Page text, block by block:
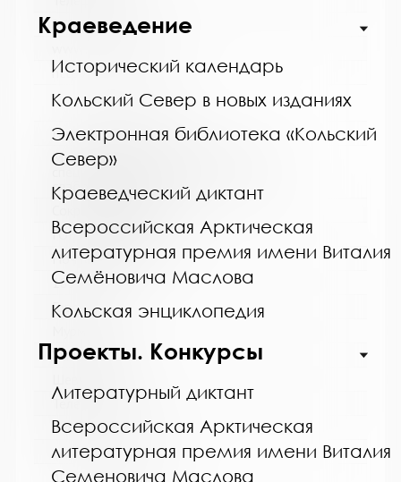
Краеведение
Исторический календарь
Кольский Север в новых изданиях
Электронная библиотека «Кольский
Север»
Краеведческий диктант
Всероссийская Арктическая
литературная премия имени Виталия
Семёновича Маслова
Кольская энциклопедия
Проекты. Конкурсы
Литературный диктант
Всероссийская Арктическая
литературная премия имени Виталия
Семеновича Маслова
8 (81538) 4-35-92
http://revdabiblios.ru/
Название библиотеки:
Мурманская горственная областная
специальная библиотека для слепых и
слабовидящих
ГОБУК МГОСБСС
Почтовый индекс:
183052
Город:
Улица, дом:
Телефон:
8 (8152) 53-83-46
www:
http://blind-library.ru/